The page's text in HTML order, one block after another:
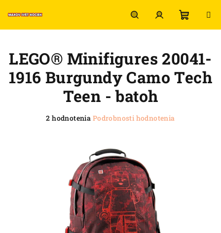
na
HľadaťPrihlásenie
košík
LEGO® Minifigures 20041-
1916 Burgundy Camo Tech
Teen - batoh
Priemerné
hviezdičiek.
2 hodnotenia Podrobnosti hodnotenia